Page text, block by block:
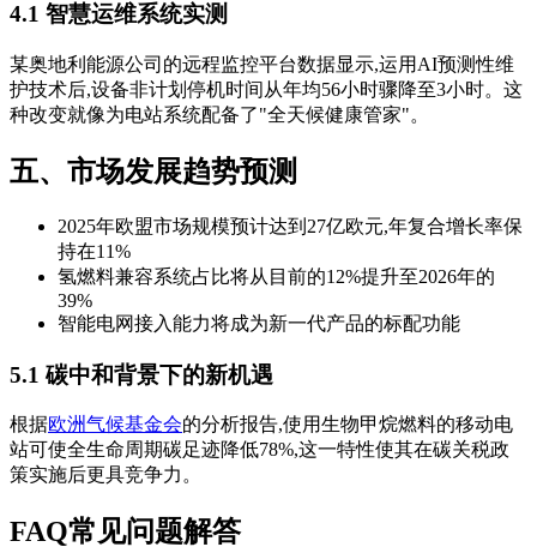
4.1 智慧运维系统实测
某奥地利能源公司的远程监控平台数据显示,运用AI预测性维
护技术后,设备非计划停机时间从年均56小时骤降至3小时。这
种改变就像为电站系统配备了"全天候健康管家"。
五、市场发展趋势预测
2025年欧盟市场规模预计达到27亿欧元,年复合增长率保
持在11%
氢燃料兼容系统占比将从目前的12%提升至2026年的
39%
智能电网接入能力将成为新一代产品的标配功能
5.1 碳中和背景下的新机遇
根据欧洲气候基金会的分析报告,使用生物甲烷燃料的移动电
站可使全生命周期碳足迹降低78%,这一特性使其在碳关税政
策实施后更具竞争力。
FAQ常见问题解答